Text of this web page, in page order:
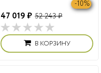
47 019 ₽ 52 243 ₽
-10%
В КОРЗИНУ